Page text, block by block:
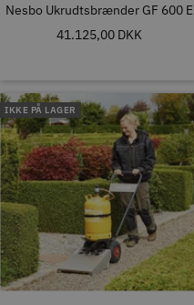
Nesbo Ukrudtsbrænder GF 600 E
Tilbudspris
41.125,00 DKK
IKKE PÅ LAGER